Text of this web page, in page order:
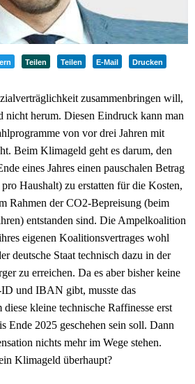
Teilen Teilen E-Mail Drucken
zusammenbringen will,
nicht herum. Diesen Eindruck kann man
von vor drei Jahren mit
Beim Klimageld geht es darum, den
eines Jahres einen pauschalen Betrag
Haushalt) zu erstatten für die Kosten,
Rahmen der CO2-Bepreisung (beim
entstanden sind. Die Ampelkoalition
eigenen Koalitionsvertrages wohl
deutsche Staat technisch dazu in der
zu erreichen. Da es aber bisher keine
und IBAN gibt, musste das
kleine technische Raffinesse erst
Ende 2025 geschehen sein soll. Dann
nichts mehr im Wege stehen.
Klimageld überhaupt?